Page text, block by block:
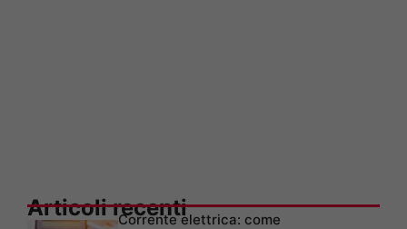
Articoli recentiCorrente elettrica: come